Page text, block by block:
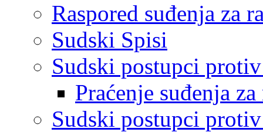
Raspored suđenja za
Sudski Spisi
Sudski postupci
Praćenje suđenja
Sudski postupci